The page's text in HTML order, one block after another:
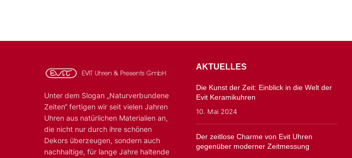
Unter dem Slogan „Naturverbundene
Zeiten“ fertigen wir seit vielen Jahren
Uhren aus natürlichen Materialien an,
die nicht nur durch ihre schönen
Dekors überzeugen, sondern auch
nachhaltige, für lange Jahre haltende
AKTUELLES
Die Kunst der Zeit: Einblick in die Welt der
Evit Keramikuhren
10. Mai 2024
Der zeitlose Charme von Evit Uhren
gegenüber moderner Zeitmessung